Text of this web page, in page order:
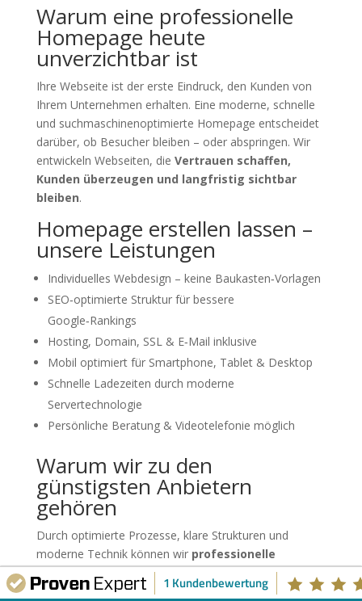
Warum eine professionelle
Homepage heute
unverzichtbar ist
Ihre Webseite ist der erste Eindruck, den Kunden von
Ihrem Unternehmen erhalten. Eine moderne, schnelle
und suchmaschinenoptimierte Homepage entscheidet
darüber, ob Besucher bleiben – oder abspringen. Wir
entwickeln Webseiten, die Vertrauen schaffen,
Kunden überzeugen und langfristig sichtbar
bleiben.
Homepage erstellen lassen –
unsere Leistungen
Individuelles Webdesign – keine Baukasten‑Vorlagen
SEO‑optimierte Struktur für bessere
Google‑Rankings
Hosting, Domain, SSL & E‑Mail inklusive
Mobil optimiert für Smartphone, Tablet & Desktop
Schnelle Ladezeiten durch moderne
Servertechnologie
Persönliche Beratung & Videotelefonie möglich
Warum wir zu den
günstigsten Anbietern
gehören
Durch optimierte Prozesse, klare Strukturen und
moderne Technik können wir professionelle
Webseiten zu einem Preis anbieten, der weit
unter dem Marktdurchschnitt liegt. Sie sparen
1 Kundenbewertung